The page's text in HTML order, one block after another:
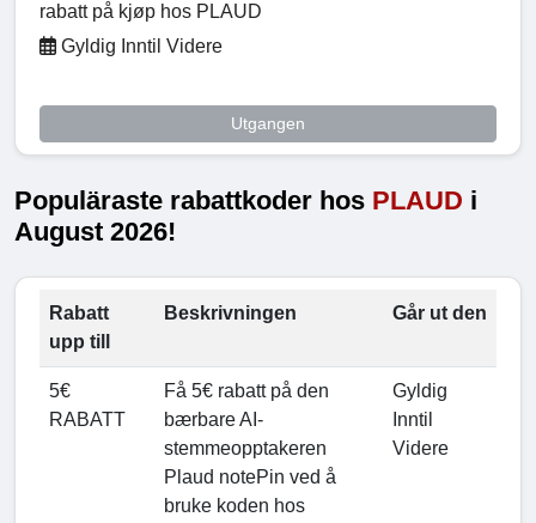
rabatt på kjøp hos PLAUD
Gyldig Inntil Videre
Utgangen
Populäraste rabattkoder hos PLAUD i
August 2026!
Rabatt
upp till
Beskrivningen Går ut den
5€
RABATT
Få 5€ rabatt på den
bærbare AI-
stemmeopptakeren
Plaud notePin ved å
bruke koden hos
Gyldig
Inntil
Videre